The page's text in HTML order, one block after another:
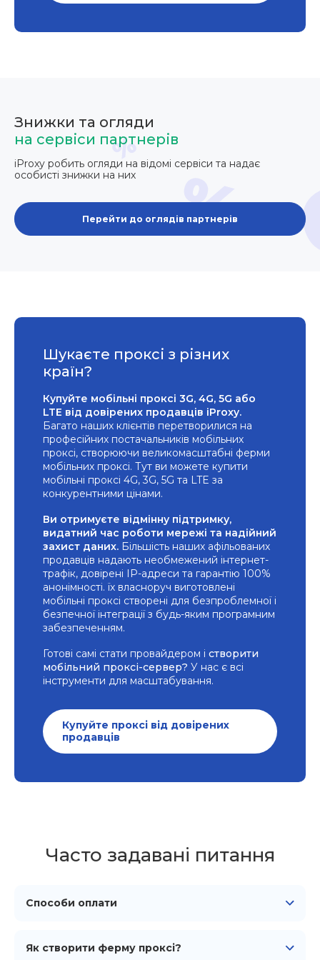
Знижки та огляди
на сервіси партнерів
iProxy робить огляди на відомі сервіси та надає
особисті знижки на них
Перейти до оглядів партнерів
Шукаєте проксі з різних
країн?
Купуйте мобільні проксі 3G, 4G, 5G або
LTE від довірених продавців iProxy.
Багато наших клієнтів перетворилися на
професійних постачальників мобільних
проксі, створюючи великомасштабні ферми
мобільних проксі. Тут ви можете купити
мобільні проксі 4G, 3G, 5G та LTE за
конкурентними цінами.
Ви отримуєте відмінну підтримку,
видатний час роботи мережі та надійний
захист даних. Більшість наших афільованих
продавців надають необмежений інтернет-
трафік, довірені IP-адреси та гарантію 100%
анонімності. їх власноруч виготовлені
мобільні проксі створені для безпроблемної і
безпечної інтеграції з будь-яким програмним
забезпеченням.
Готові самі стати провайдером і створити
мобільний проксі-сервер? У нас є всі
інструменти для масштабування.
Купуйте проксі від довірених
продавців
Часто задавані питання
Способи оплати
включаючи картки Visa, Mastercard, American
Як створити ферму проксі?